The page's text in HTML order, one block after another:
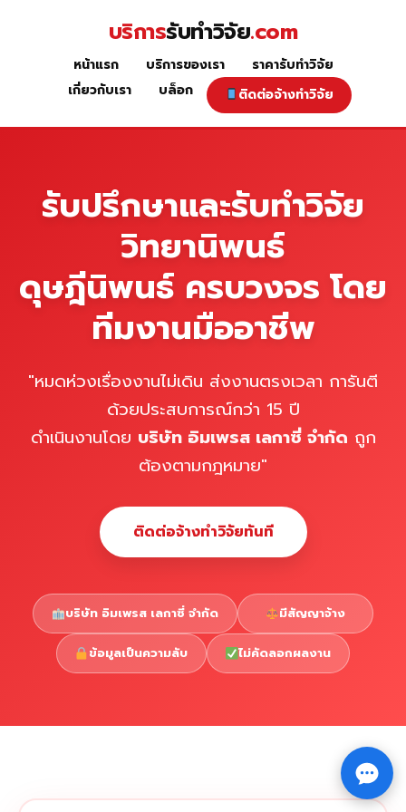
หน้าแรก
Copyright © 2026 รับทำวิจัย รับทำวิทยานิพนธ์ รับทำ⇧
บริการรับทำวิจัย.com
หน้าแรก บริการของเรา
ราคารับทำวิจัย
เกี่ยวกับเรา
บล็อก ติดต่อจ้างทำวิจัย
รับปรึกษาและรับทำวิจัย
วิทยานิพนธ์
ดุษฎีนิพนธ์ ครบวงจร โดย
ทีมงานมืออาชีพ
"หมดห่วงเรื่องงานไม่เดิน ส่งงานตรงเวลา การันตี
ด้วยประสบการณ์กว่า 15 ปี
ดำเนินงานโดย บริษัท อิมเพรส เลกาซี่ จำกัด ถูก
ต้องตามกฎหมาย"
ติดต่อจ้างทำวิจัยทันที
บริษัท อิมเพรส เลกาซี่ จำกัด มีสัญญาจ้าง
ข้อมูลเป็นความลับ ไม่คัดลอกผลงาน